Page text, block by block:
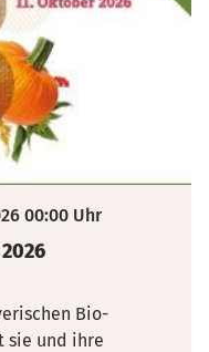
00:00 Uhr
Bio-
sie und ihre